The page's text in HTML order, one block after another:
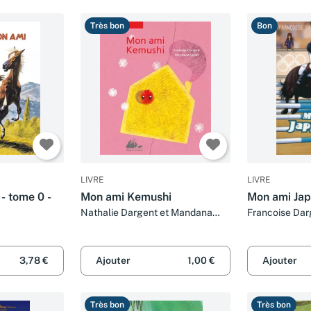
tome 0 -
3,78 €
Très bon
LIVRE
Mon ami Kemushi
Nathalie Dargent et Mandana
Ajouter 1,00 €
Bon
LIVRE
Mon ami
Francoise
Ajouter
Très bon Très bon